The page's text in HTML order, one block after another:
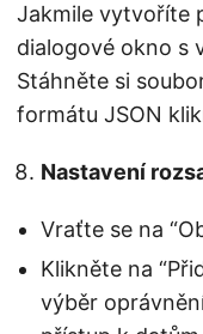
Jakmile vytvoříte
dialogové okno s
Stáhněte si
formátu JSON
Nastavení
Vraťte se na
Klikněte na
výběr